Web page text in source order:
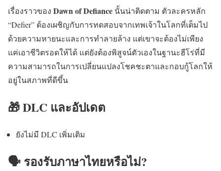
เรื่องราวของ Dawn of Defiance นั้นน่าติดตาม ตัวละครหลัก
“Defier” ต้องเผชิญกับการทดสอบจากเทพเจ้าในโลกที่เต็มไป
ด้วยความหายนะและการทำลายล้าง แต่เขาจะต้องไม่เพียง
แค่เอาชีวิตรอดให้ได้ แต่ยังต้องพิสูจน์ตัวเองในฐานะฮีโร่ที่มี
ความสามารถในการเปลี่ยนแปลงโชคชะตาและกอบกู้โลกให้
อยู่ในสภาพที่ดีขึ้น
🎁 DLC และอัปเดต
ยังไม่มี DLC เพิ่มเติม
🗣️ รองรับภาษาไทยหรือไม่?